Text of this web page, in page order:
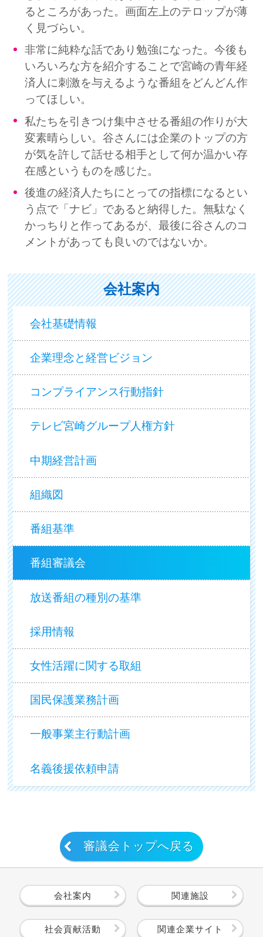
るところがあった。画面左上のテロップが薄
く見づらい。
非常に純粋な話であり勉強になった。今後も
いろいろな方を紹介することで宮崎の青年経
済人に刺激を与えるような番組をどんどん作
ってほしい。
私たちを引きつけ集中させる番組の作りが大
変素晴らしい。谷さんには企業のトップの方
が気を許して話せる相手として何か温かい存
在感というものを感じた。
後進の経済人たちにとっての指標になるとい
う点で「ナビ」であると納得した。無駄なく
かっちりと作ってあるが、最後に谷さんのコ
メントがあっても良いのではないか。
会社案内
会社基礎情報
企業理念と経営ビジョン
コンプライアンス行動指針
テレビ宮崎グループ人権方針
中期経営計画
組織図
番組基準
番組審議会
放送番組の種別の基準
採用情報
女性活躍に関する取組
国民保護業務計画
一般事業主行動計画
名義後援依頼申請
審議会トップへ戻る
会社案内 関連施設
社会貢献活動 関連企業サイト